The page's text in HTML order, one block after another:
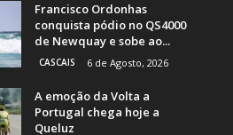
Francisco Ordonhas
conquista pódio no QS4000
de Newquay e sobe ao...
CASCAIS 6 de Agosto, 2026
A emoção da Volta a
Portugal chega hoje a
Queluz